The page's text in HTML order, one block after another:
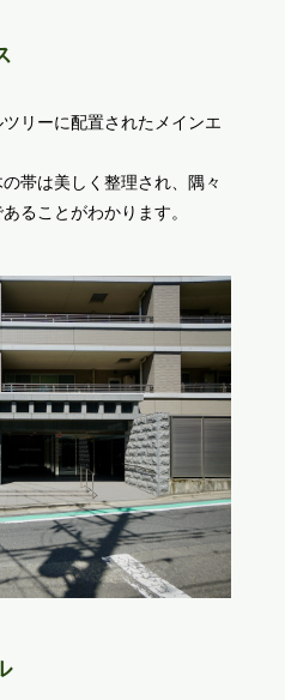
ツリーに配置されたメインエ
帯は美しく整理され、隅々
ることがわかります。